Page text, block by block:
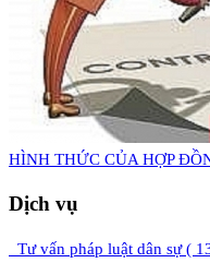
​HÌNH THỨC CỦA HỢP
Dịch vụ
Tư vấn pháp luật dân sự (